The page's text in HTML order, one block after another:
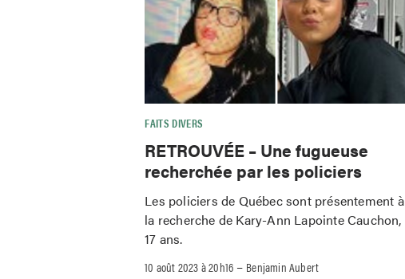
FAITS DIVERS
RETROUVÉE – Une fugueuse
recherchée par les policiers
Les policiers de Québec sont présentement à
la recherche de Kary-Ann Lapointe Cauchon,
17 ans.
10 août 2023 à 20h16 – Benjamin Aubert